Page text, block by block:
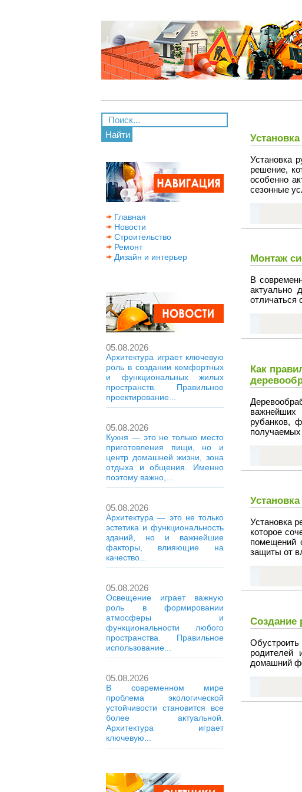
Найти
Главная
Новости
Строительство
Ремонт
Дизайн и интерьер
05.08.2026
Архитектура играет ключевую
роль в создании комфортных
и функциональных жилых
пространств. Правильное
проектирование...
05.08.2026
Кухня — это не только место
приготовления пищи, но и
центр домашней жизни, зона
отдыха и общения. Именно
поэтому важно,...
05.08.2026
Архитектура — это не только
эстетика и функциональность
зданий, но и важнейшие
факторы, влияющие на
качество...
05.08.2026
Освещение играет важную
роль в формировании
атмосферы и
функциональности любого
пространства. Правильное
использование...
05.08.2026
В современном мире
проблема экологической
устойчивости становится все
более актуальной.
Архитектура играет
ключевую...
Установка
решение,
особенно
сезонные
Монтаж
В
актуально
отличаться
Как
важнейших
рубанков,
получаемых
Установка
которое
помещений
защиты от
Создание
родителей
домашний